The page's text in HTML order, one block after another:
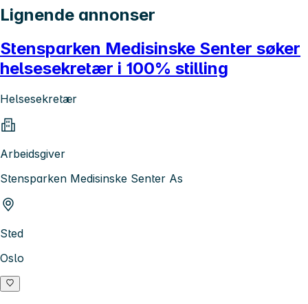
Lignende annonser
Stensparken Medisinske Senter søker
helsesekretær i 100% stilling
Helsesekretær
Arbeidsgiver
Stensparken Medisinske Senter As
Sted
Oslo